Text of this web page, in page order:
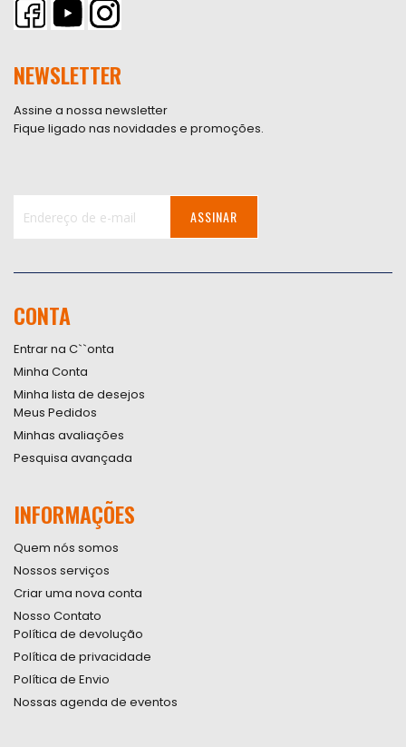
NEWSLETTER
Assine a nossa newsletter
Fique ligado nas novidades e promoções.
Newsletter:
ASSINAR
CONTA
Entrar na C``onta
Minha Conta
Minha lista de desejos
Meus Pedidos
Minhas avaliações
Pesquisa avançada
INFORMAÇÕES
Quem nós somos
Nossos serviços
Criar uma nova conta
Nosso Contato
Política de devolução
Política de privacidade
Política de Envio
Nossas agenda de eventos